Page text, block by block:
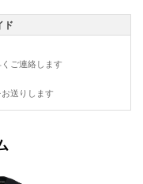
ド
ご連絡します
送りします